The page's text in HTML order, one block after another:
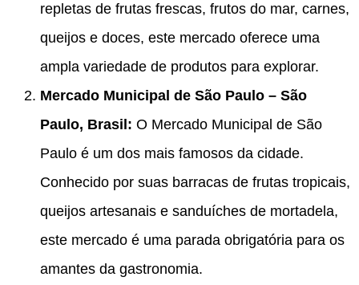
repletas de frutas frescas, frutos do mar, carnes,
queijos e doces, este mercado oferece uma
ampla variedade de produtos para explorar.
Mercado Municipal de São Paulo – São
Paulo, Brasil: O Mercado Municipal de São
Paulo é um dos mais famosos da cidade.
Conhecido por suas barracas de frutas tropicais,
queijos artesanais e sanduíches de mortadela,
este mercado é uma parada obrigatória para os
amantes da gastronomia.